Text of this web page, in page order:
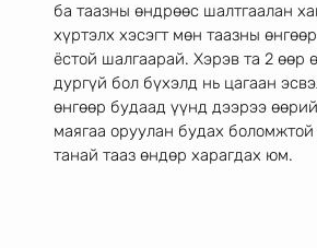
ба таазны өндрөөс шалтгаалан
хүртэлх хэсэгт мөн таазны
ёстой шалгаарай. Хэрэв та 2 өөр
дургүй бол бүхэлд нь цагаан
өнгөөр будаад үүнд дээрээ
маягаа оруулан будах
танай тааз өндөр харагдах юм.